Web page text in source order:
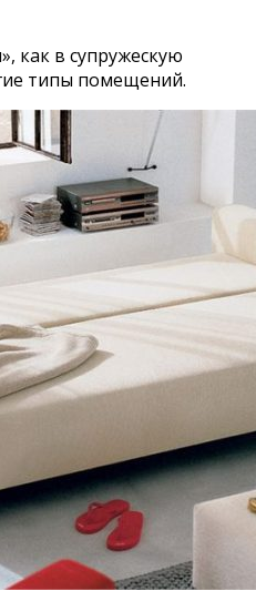
как в супружескую
типы помещений.